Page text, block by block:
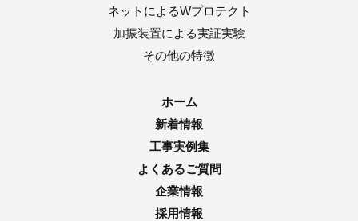
ネットによるWプロテクト
加振装置による実証実験
その他の特徴
ホーム
新着情報
工事実例集
よくあるご質問
企業情報
採用情報